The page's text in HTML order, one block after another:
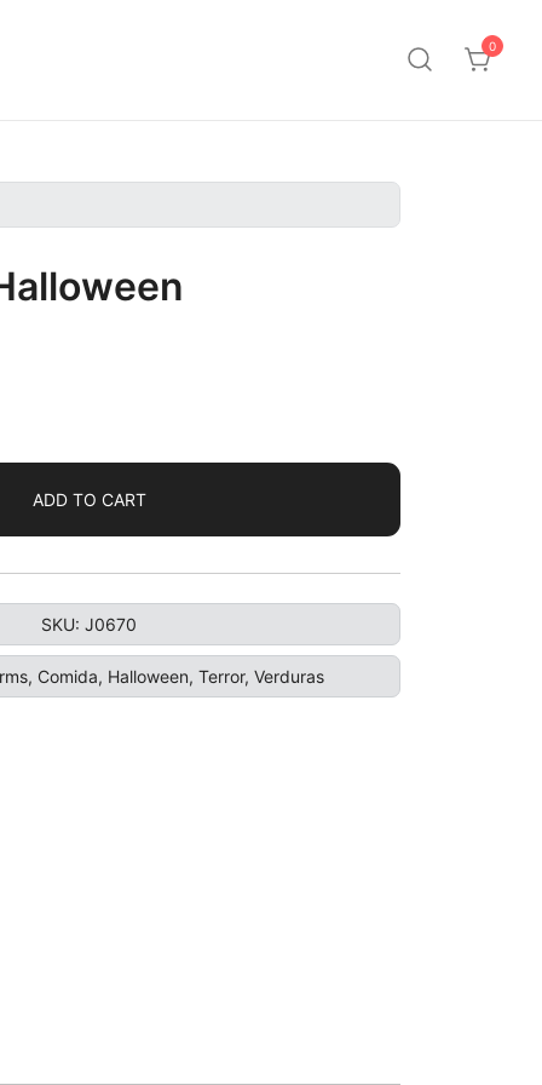
0
ADD TO CART
SKU: J0670
, Comida, Halloween, Terror, Verduras